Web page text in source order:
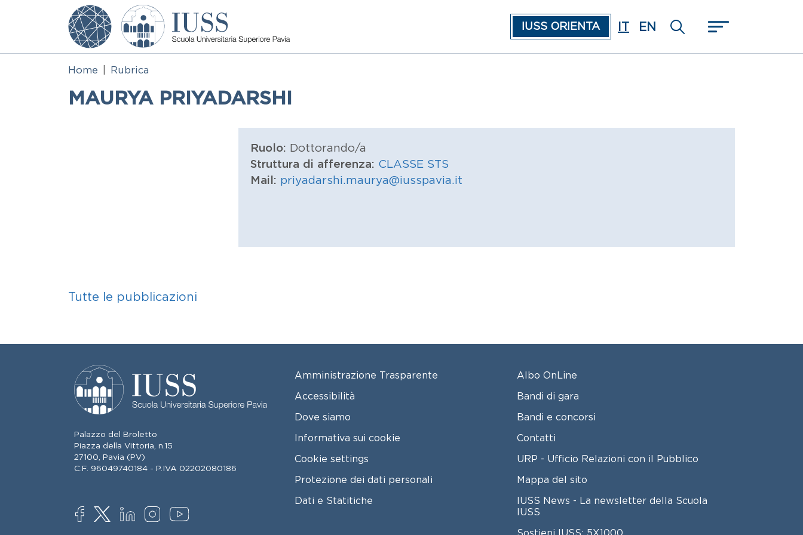
Salta al contenuto principale
IUSS ORIENTA
IT EN
Home Rubrica
MAURYA PRIYADARSHI
Ruolo: Dottorando/a
Struttura di afferenza: CLASSE STS
Mail: priyadarshi.maurya@iusspavia.it
Tutte le pubblicazioni
Palazzo del Broletto
Piazza della Vittoria, n.15
27100, Pavia (PV)
C.F. 96049740184 - P.IVA 02202080186
SOCIAL
FOOTER MENU
Amministrazione Trasparente
Accessibilità
Dove siamo
Informativa sui cookie
Cookie settings
Protezione dei dati personali
Dati e Statitiche
FOOTER 2
Albo OnLine
Bandi di gara
Bandi e concorsi
Contatti
URP - Ufficio Relazioni con il Pubblico
Mappa del sito
IUSS News - La newsletter della Scuola
IUSS
Sostieni IUSS: 5X1000